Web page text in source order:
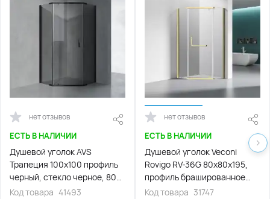
нет отзывов
ЕСТЬ В НАЛИЧИИ
Душевой уголок AVS
Трапеция 100х100 профиль
черный, стекло черное, 803-
0023-195-1010-BM-B
Код товара 41493
нет отзывов
ЕСТЬ В НАЛИЧИИ
Душевой уголок Veconi
Rovigo RV-36G 80х80х195,
профиль брашированное
золото, стекло прозрачное
Код товара 31747